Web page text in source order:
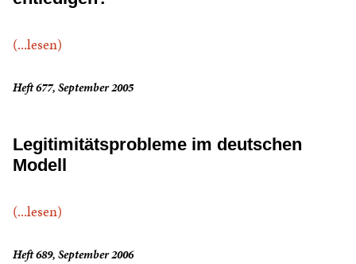
(...lesen)
Heft 677, September 2005
Legitimitätsprobleme im deutschen
Modell
(...lesen)
Heft 689, September 2006